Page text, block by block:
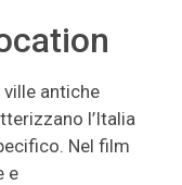
ville antiche
l’Italia
Nel film
e